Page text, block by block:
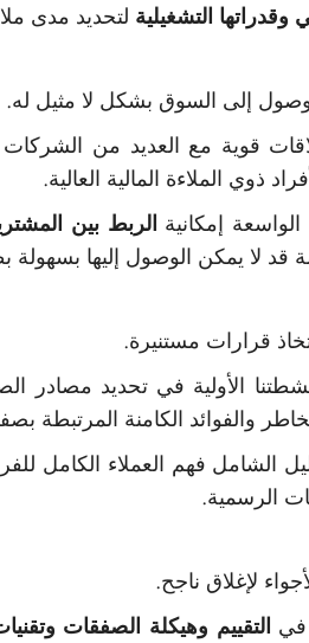
وقدراتها التشغيلية لتحديد مدى
إلى السوق بشكل لا مثيل له.
قوية مع العديد من الشركات
ذوي الملاءة المالية العالية.
إمكانية الربط بين
قد لا يمكن الوصول إليها بسهولة
قرارات مستنيرة.
الأولية في تحديد مصادر
والفوائد الكامنة المرتبطة
الشامل فهم العملاء الكامل
الرسمية.
لإغلاق ناجح.
في التقييم وهيكلة الصفقات